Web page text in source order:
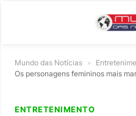
Mundo das Notícias »
Os personagens femininos mais
ENTRETENIMENTO